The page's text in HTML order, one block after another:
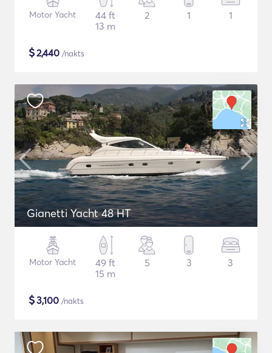
Motor Yacht
44 ft
13 m
2 1 1
$2,440 /nakts
Gianetti Yacht 48 HT
Motor Yacht
49 ft
15 m
5 3 3
$3,100 /nakts